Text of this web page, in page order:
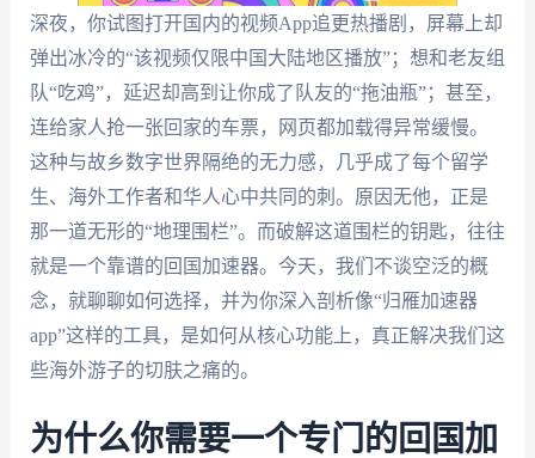
深夜，你试图打开国内的视频App追更热播剧，屏幕上却
弹出冰冷的“该视频仅限中国大陆地区播放”；想和老友组
队“吃鸡”，延迟却高到让你成了队友的“拖油瓶”；甚至，
连给家人抢一张回家的车票，网页都加载得异常缓慢。
这种与故乡数字世界隔绝的无力感，几乎成了每个留学
生、海外工作者和华人心中共同的刺。原因无他，正是
那一道无形的“地理围栏”。而破解这道围栏的钥匙，往往
就是一个靠谱的回国加速器。今天，我们不谈空泛的概
念，就聊聊如何选择，并为你深入剖析像“归雁加速器
app”这样的工具，是如何从核心功能上，真正解决我们这
些海外游子的切肤之痛的。
为什么你需要一个专门的回国加